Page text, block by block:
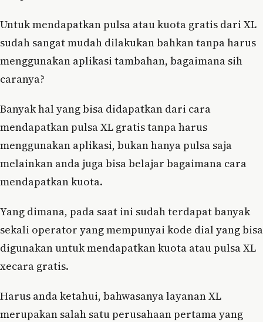
Untuk mendapatkan pulsa atau kuota gratis dari XL
sudah sangat mudah dilakukan bahkan tanpa harus
menggunakan aplikasi tambahan, bagaimana sih
caranya?
Banyak hal yang bisa didapatkan dari cara
mendapatkan pulsa XL gratis tanpa harus
menggunakan aplikasi, bukan hanya pulsa saja
melainkan anda juga bisa belajar bagaimana cara
mendapatkan kuota.
Yang dimana, pada saat ini sudah terdapat banyak
sekali operator yang mempunyai kode dial yang bisa
digunakan untuk mendapatkan kuota atau pulsa XL
xecara gratis.
Harus anda ketahui, bahwasanya layanan XL
merupakan salah satu perusahaan pertama yang